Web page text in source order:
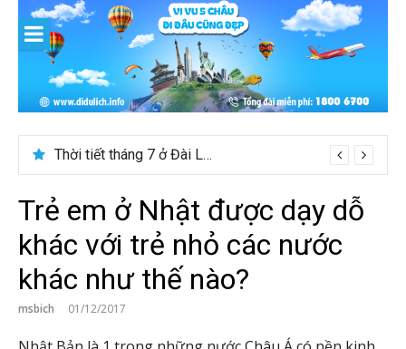
content
Thời tiết tháng 7 ở Đài Loan có đẹp để du lịch?
Trẻ em ở Nhật được dạy dỗ
khác với trẻ nhỏ các nước
khác như thế nào?
msbich 01/12/2017